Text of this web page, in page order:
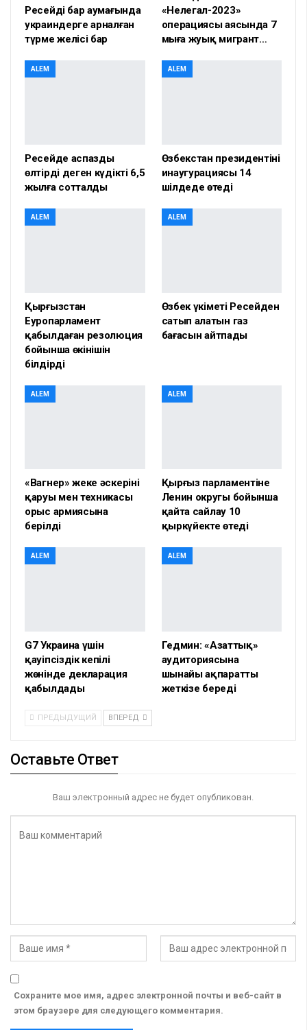
Ресейдің бар аумағында
украиндерге арналған
түрме желісі бар
«Нелегал-2023»
операциясы аясында 7
мыңға жуық мигрант…
ALEM
Ресейде аспазды
өлтірді деген күдікті 6,5
жылға сотталды
ALEM
Өзбекстан президентінің
инаугурациясы 14
шілдеде өтеді
ALEM
Қырғызстан
Еуропарламент
қабылдаған резолюция
бойынша өкінішін
білдірді
ALEM
Өзбек үкіметі Ресейден
сатып алатын газ
бағасын айтпады
ALEM
«Вагнер» жеке әскерінің
қаруы мен техникасы
орыс армиясына
берілді
ALEM
Қырғыз парламентіне
Ленин округы бойынша
қайта сайлау 10
қыркүйекте өтеді
ALEM
G7 Украина үшін
қауіпсіздік кепілі
жөнінде декларация
қабылдады
ALEM
Гедмин: «Азаттық»
аудиториясына
шынайы ақпаратты
жеткізе береді
ПРЕДЫДУЩИЙ ВПЕРЕД
Оставьте Ответ
Ваш электронный адрес не будет опубликован.
Сохраните мое имя, адрес электронной почты и веб-сайт в
этом браузере для следующего комментария.